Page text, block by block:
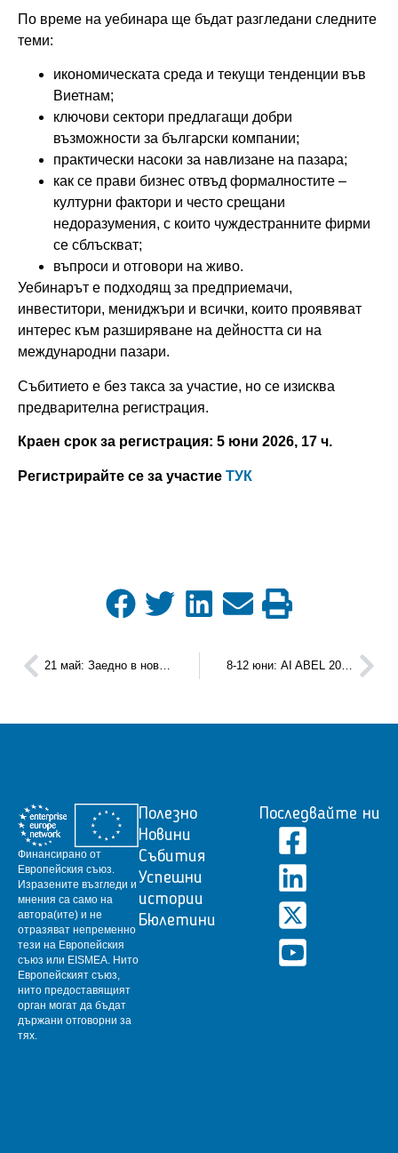
По време на уебинара ще бъдат разгледани следните
теми:
икономическата среда и текущи тенденции във
Виетнам;
ключови сектори предлагащи добри
възможности за български компании;
практически насоки за навлизане на пазара;
как се прави бизнес отвъд формалностите –
културни фактори и често срещани
недоразумения, с които чуждестранните фирми
се сблъскват;
въпроси и отговори на живо.
Уебинарът е подходящ за предприемачи,
инвеститори, мениджъри и всички, които проявяват
интерес към разширяване на дейността си на
международни пазари.
Събитието е без такса за участие, но се изисква
предварителна регистрация.
Краен срок за регистрация: 5 юни 2026, 17 ч.
Регистрирайте се за участие ТУК
21 май: Заедно в новата бизнес реалност: ПредизвикAI експерта 8-12 юни: AI ABEL 2026 Изкуствен интелект – приложения в бизнеса и ежедневието (виртуално издание на брокерско събитие)
Финансирано от
Европейския съюз.
Изразените възгледи и
мнения са само на
автора(ите) и не
отразяват непременно
тези на Европейския
съюз или EISMEA. Нито
Европейският съюз,
нито предоставящият
орган могат да бъдат
държани отговорни за
тях.
Полезно
Новини
Събития
Успешни
истории
Бюлетини
Последвайте ни